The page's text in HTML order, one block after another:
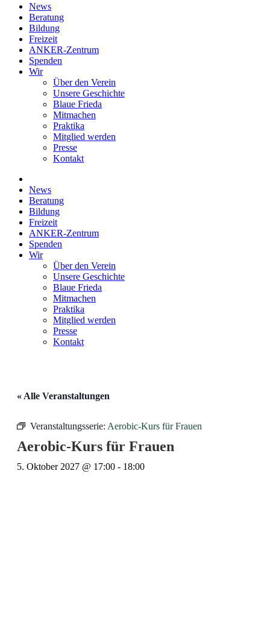
News
Beratung
Bildung
Freizeit
ANKER-Zentrum
Spenden
Wir
Über den Verein
Unsere Geschichte
Blaue Frieda
Mitmachen
Praktika
Mitglied werden
Presse
Kontakt
News
Beratung
Bildung
Freizeit
ANKER-Zentrum
Spenden
Wir
Über den Verein
Unsere Geschichte
Blaue Frieda
Mitmachen
Praktika
Mitglied werden
Presse
Kontakt
« Alle Veranstaltungen
Veranstaltungsserie: Aerobic-Kurs für Frauen
Aerobic-Kurs für Frauen
5. Oktober 2027 @ 17:00 - 18:00